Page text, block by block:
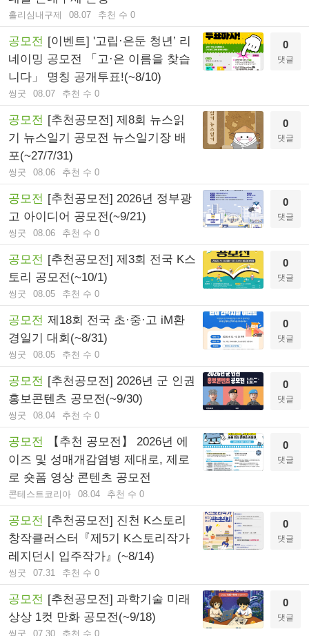
홀리심내구제 08.07 추천 수 0
공모전 [이벤트] '고립·은둔 청년’ 리
네이밍 공모전 「고·은 이름을 찾습
니다」 명칭 공개투표!(~8/10)
씽굿 08.07 추천 수 0
0
댓글
공모전 [추천공모전] 제8회 뉴스읽
기 뉴스일기 공모전 뉴스일기장 배
포(~27/7/31)
씽굿 08.06 추천 수 0
0
댓글
공모전 [추천공모전] 2026년 정부광
고 아이디어 공모전(~9/21)
씽굿 08.06 추천 수 0
0
댓글
공모전 [추천공모전] 제3회 전국 K스
토리 공모전(~10/1)
씽굿 08.05 추천 수 0
0
댓글
공모전 제18회 전국 초·중·고 iM환
경일기 대회(~8/31)
씽굿 08.05 추천 수 0
0
댓글
공모전 [추천공모전] 2026년 군 인권
홍보콘텐츠 공모전(~9/30)
씽굿 08.04 추천 수 0
0
댓글
공모전
【추천 공모전】 2026년 에
이즈 및 성매개감염병 제대로, 제로
로 숏폼 영상 콘텐츠 공모전
콘테스트코리아 08.04 추천 수 0
0
댓글
공모전 [추천공모전] 진천 K스토리
창작클러스터『제5기 K스토리작가
레지던시 입주작가』(~8/14)
씽굿 07.31 추천 수 0
0
댓글
공모전 [추천공모전] 과학기술 미래
상상 1컷 만화 공모전(~9/18)
씽굿 07.30 추천 수 0
0
댓글